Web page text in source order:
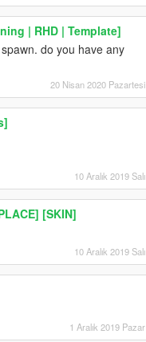
| RHD | Template]
do you have any
20 Nisan 2020 Pazartesi
10 Aralık 2019 Salı
[SKIN]
10 Aralık 2019 Salı
1 Aralık 2019 Pazar